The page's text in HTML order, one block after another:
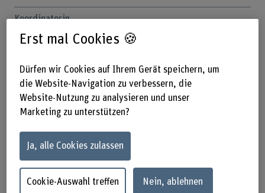
Koordinatorin
Prof. Dr. Nina Mekacher
+41 31 848 65 46
E-Mail anzeigen
Kernkompetenzen
Erst mal Cookies 🍪
Dürfen wir Cookies auf Ihrem Gerät speichern, um
die Website-Navigation zu verbessern, die
Website-Nutzung zu analysieren und unser
Marketing zu unterstützen?
Ja, alle Cookies zulassen
Cookie-Auswahl treffen Nein, ablehnen